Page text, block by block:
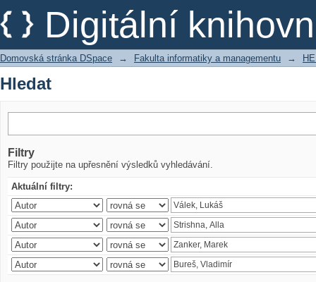
Digitální
Hledat
Domovská stránka DSpace → Fakulta informatiky a managementu →
Hledat
Filtry
Filtry použijte na upřesnění výsledků vyhledávání.
Aktuální filtry: